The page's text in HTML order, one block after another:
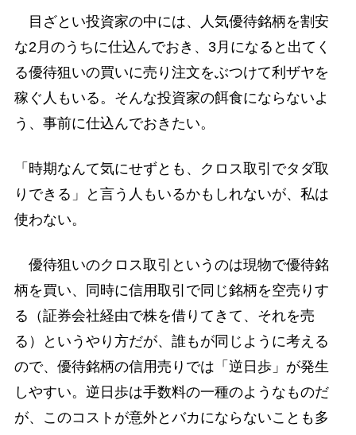
目ざとい投資家の中には、人気優待銘柄を割安
な2月のうちに仕込んでおき、3月になると出てく
る優待狙いの買いに売り注文をぶつけて利ザヤを
稼ぐ人もいる。そんな投資家の餌食にならないよ
う、事前に仕込んでおきたい。
「時期なんて気にせずとも、クロス取引でタダ取
りできる」と言う人もいるかもしれないが、私は
使わない。
優待狙いのクロス取引というのは現物で優待銘
柄を買い、同時に信用取引で同じ銘柄を空売りす
る（証券会社経由で株を借りてきて、それを売
る）というやり方だが、誰もが同じように考える
ので、優待銘柄の信用売りでは「逆日歩」が発生
しやすい。逆日歩は手数料の一種のようなものだ
が、このコストが意外とバカにならないことも多